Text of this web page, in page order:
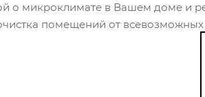
о микроклимате в Вашем доме и
помещений от